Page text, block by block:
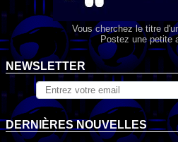
Vous cherchez le titre
Postez une petite
NEWSLETTER
DERNIÈRES NOUVELLES